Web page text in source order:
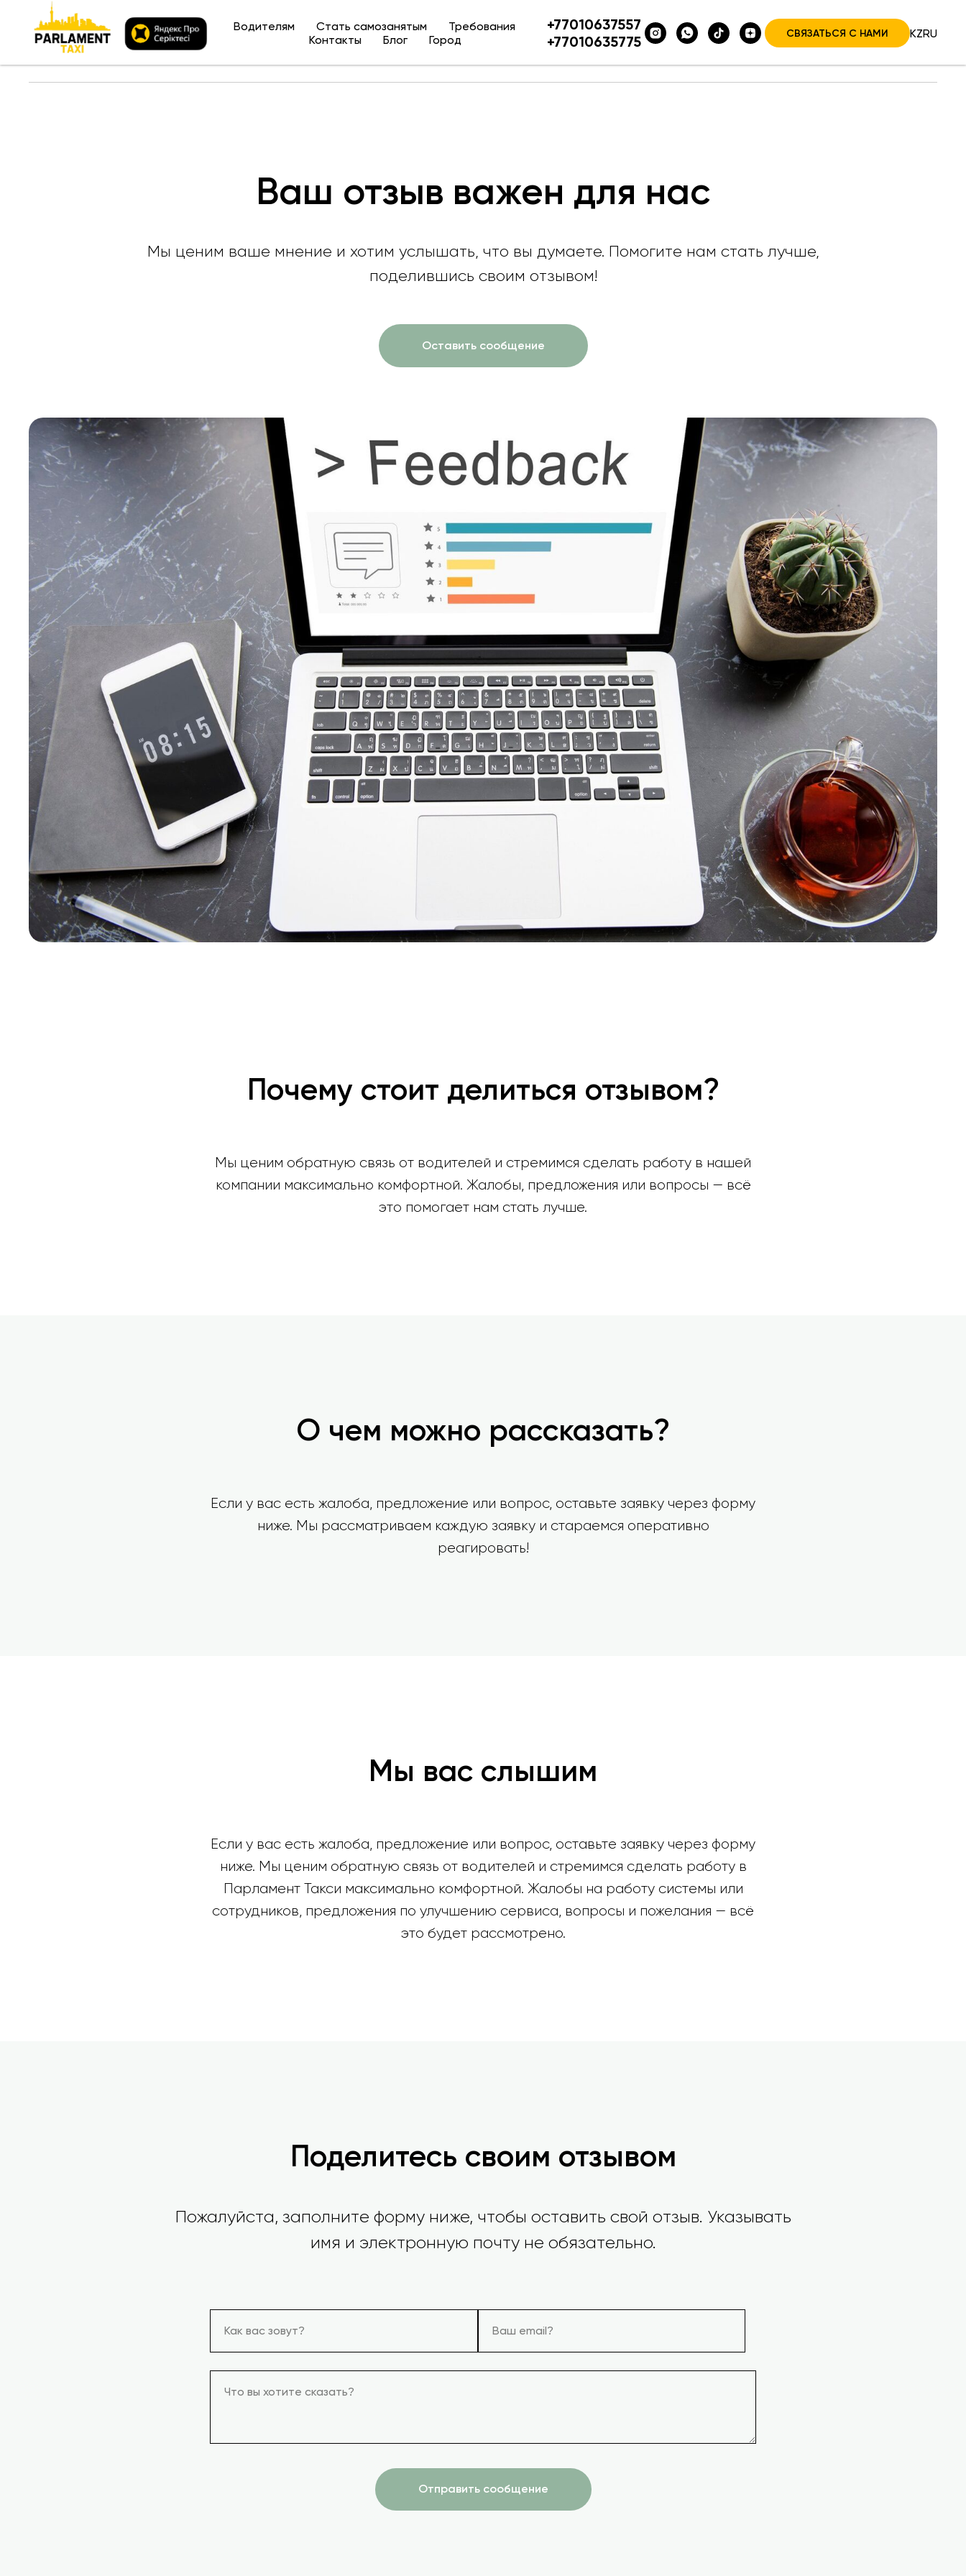
Водителям Стать самозанятым
Требования
Контакты
Блог Город
+77010637557
+77010635775
СВЯЗАТЬСЯ С НАМИ KZRU
Парламент Такси
Оставить жалобу/предложение О компании
Ваш отзыв важен для нас
Мы ценим ваше мнение и хотим услышать, что вы думаете. Помогите нам стать лучше,
поделившись своим отзывом!
Оставить сообщение
Почему стоит делиться отзывом?
Мы ценим обратную связь от водителей и стремимся сделать работу в нашей
компании максимально комфортной. Жалобы, предложения или вопросы — всё
это помогает нам стать лучше.
О чем можно рассказать?
Если у вас есть жалоба, предложение или вопрос, оставьте заявку через форму
ниже. Мы рассматриваем каждую заявку и стараемся оперативно
реагировать!
Мы вас слышим
Если у вас есть жалоба, предложение или вопрос, оставьте заявку через форму
ниже. Мы ценим обратную связь от водителей и стремимся сделать работу в
Парламент Такси максимально комфортной. Жалобы на работу системы или
сотрудников, предложения по улучшению сервиса, вопросы и пожелания — всё
это будет рассмотрено.
Поделитесь своим отзывом
Пожалуйста, заполните форму ниже, чтобы оставить свой отзыв. Указывать
имя и электронную почту не обязательно.
Как вас зовут? Ваш email?
Что вы хотите сказать?
Отправить сообщение